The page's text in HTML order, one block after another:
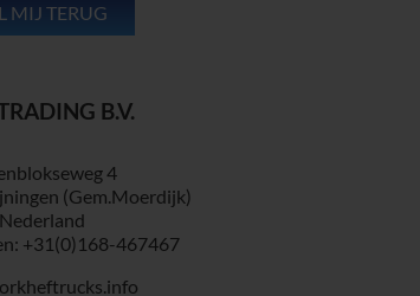
B.V.
4
(Gem.Moerdijk)
Nederland
+31(0)168-467467